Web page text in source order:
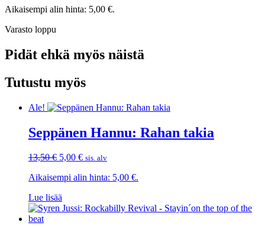
oli:
on:
Aikaisempi alin hinta: 5,00 €.
Varasto loppu
Pidät ehkä myös näistä
Tutustu myös
Ale!
Seppänen Hannu: Rahan takia
13,50€ Alkuperäinen
oli:
5,00 €Nykyinen
on:
sis. alv
Aikaisempi alin hinta: 5,00 €.
Lue lisää